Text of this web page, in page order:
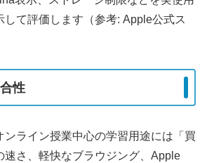
して評価します（参考: Apple公式ス
性
ンライン授業中心の学習用途には「買
速さ、軽快なブラウジング、Apple